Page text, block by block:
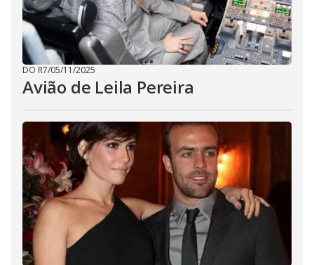
DO R7/05/11/2025
Avião de Leila Pereira